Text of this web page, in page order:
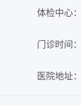
体检中心
门诊时间
医院地址